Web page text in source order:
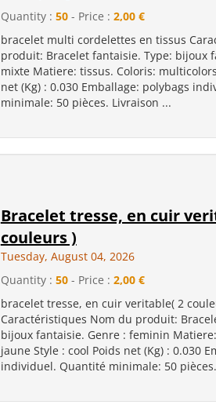
Quantity : 50- Price : 2,00 €
bracelet multi cordelettes en tissus
produit: Bracelet fantaisie. Type: bijoux
mixte Matiere: tissus. Coloris:
net (Kg) : 0.030 Emballage: polybags
minimale: 50 pièces. Livraison ...
Bracelet tresse, en cuir
couleurs )
Tuesday, August 04, 2026
Quantity : 50- Price : 2,00 €
bracelet tresse, en cuir veritable( 2
Caractéristiques Nom du produit:
bijoux fantaisie. Genre : feminin
jaune Style : cool Poids net (Kg) : 0.030
individuel. Quantité minimale: 50